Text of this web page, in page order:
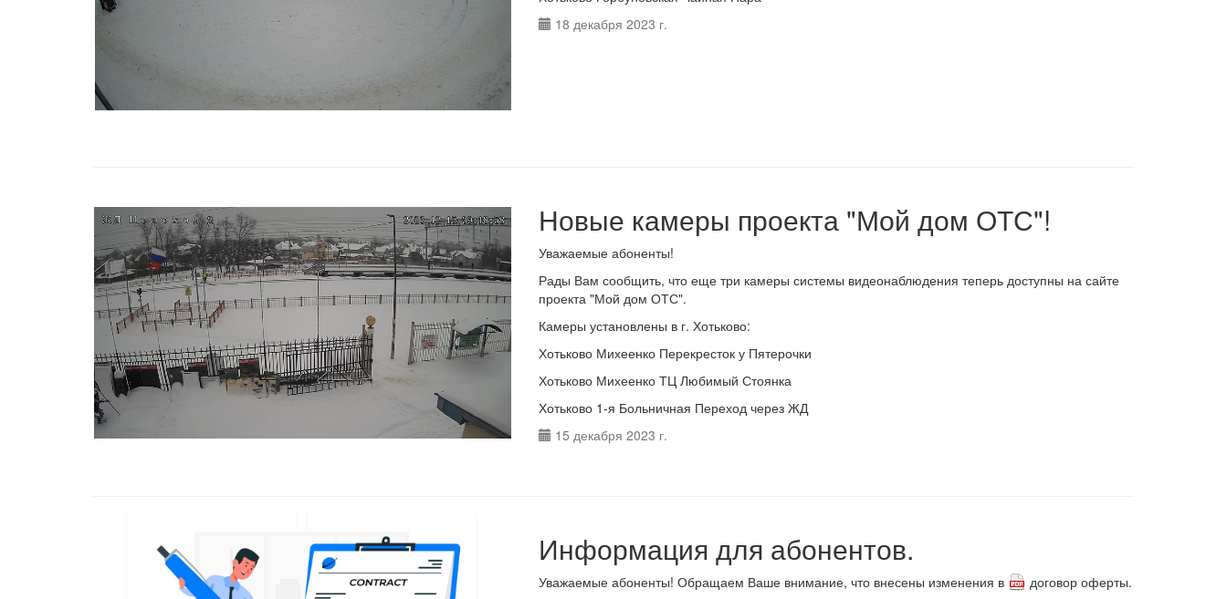
18 декабря 2023 г.
Новые камеры проекта "Мой дом ОТС"!
Уважаемые абоненты!
Рады Вам сообщить, что еще три камеры системы видеонаблюдения теперь доступны на сайте
проекта "Мой дом ОТС".
Камеры установлены в г. Хотьково:
Хотьково Михеенко Перекресток у Пятерочки
Хотьково Михеенко ТЦ Любимый Стоянка
Хотьково 1-я Больничная Переход через ЖД
15 декабря 2023 г.
Информация для абонентов.
Уважаемые абоненты! Обращаем Ваше внимание, что внесены изменения в договор оферты.